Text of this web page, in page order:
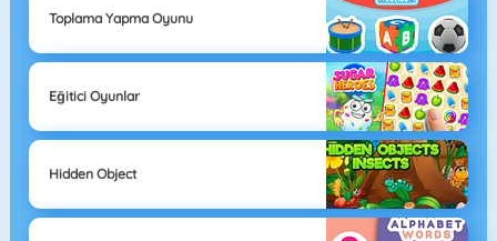
Toplama Yapma Oyunu
Eğitici Oyunlar
Hidden Object